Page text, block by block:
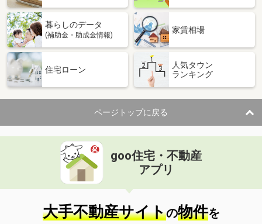
暮らしのデータ
(補助金・助成金情報)
家賃相場
住宅ローン
人気タウン
ランキング
ページトップに戻る
goo住宅・不動産
アプリ
大手不動産サイトの物件を